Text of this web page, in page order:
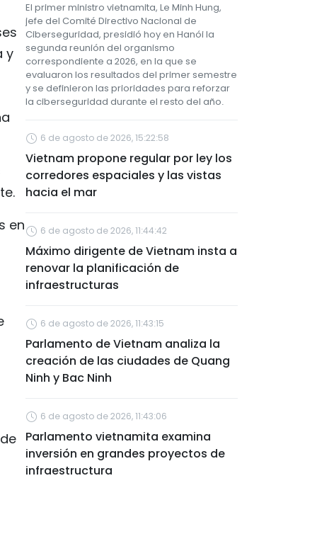
y
en
El primer ministro vietnamita, Le Minh Hung,
jefe del Comité Directivo Nacional de
Ciberseguridad, presidió hoy en Hanói la
segunda reunión del organismo
correspondiente a 2026, en la que se
evaluaron los resultados del primer semestre
y se definieron las prioridades para reforzar
la ciberseguridad durante el resto del año.
6 de agosto de 2026, 15:22:58
Vietnam propone regular por ley los
corredores espaciales y las vistas
hacia el mar
6 de agosto de 2026, 11:44:42
Máximo dirigente de Vietnam insta a
renovar la planificación de
infraestructuras
6 de agosto de 2026, 11:43:15
Parlamento de Vietnam analiza la
creación de las ciudades de Quang
Ninh y Bac Ninh
6 de agosto de 2026, 11:43:06
Parlamento vietnamita examina
inversión en grandes proyectos de
infraestructura